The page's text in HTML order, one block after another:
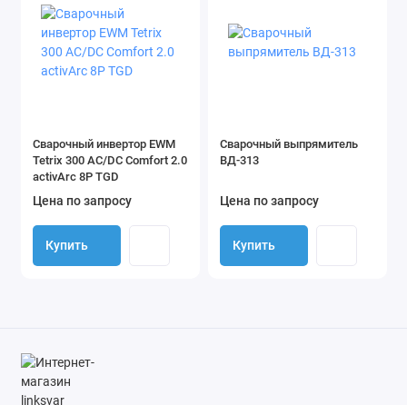
Сварочный инвертор EWM
Tetrix 300 AC/DC Comfort 2.0
activArc 8P TGD
Цена по запросу
Купить
Сварочный выпрямитель
ВД-313
Цена по запросу
Купить